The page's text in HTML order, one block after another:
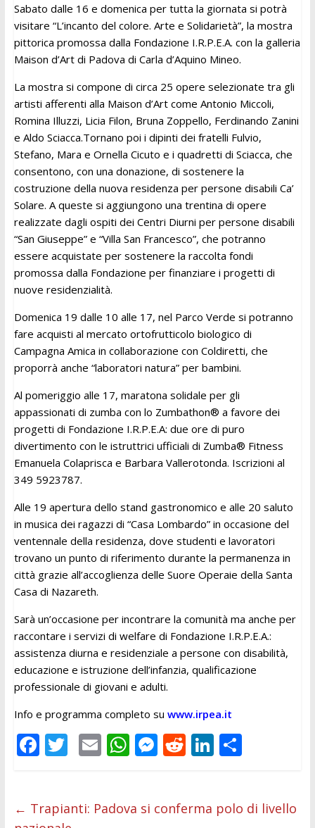
Sabato dalle 16 e domenica per tutta la giornata si potrà
visitare “L’incanto del colore. Arte e Solidarietà”, la mostra
pittorica promossa dalla Fondazione I.R.P.E.A. con la galleria
Maison d’Art di Padova di Carla d’Aquino Mineo.
La mostra si compone di circa 25 opere selezionate tra gli
artisti afferenti alla Maison d’Art come Antonio Miccoli,
Romina Illuzzi, Licia Filon, Bruna Zoppello, Ferdinando Zanini
e Aldo Sciacca.Tornano poi i dipinti dei fratelli Fulvio,
Stefano, Mara e Ornella Cicuto e i quadretti di Sciacca, che
consentono, con una donazione, di sostenere la
costruzione della nuova residenza per persone disabili Ca’
Solare. A queste si aggiungono una trentina di opere
realizzate dagli ospiti dei Centri Diurni per persone disabili
“San Giuseppe” e “Villa San Francesco”, che potranno
essere acquistate per sostenere la raccolta fondi
promossa dalla Fondazione per finanziare i progetti di
nuove residenzialità.
Domenica 19 dalle 10 alle 17, nel Parco Verde si potranno
fare acquisti al mercato ortofrutticolo biologico di
Campagna Amica in collaborazione con Coldiretti, che
proporrà anche “laboratori natura” per bambini.
Al pomeriggio alle 17, maratona solidale per gli
appassionati di zumba con lo Zumbathon® a favore dei
progetti di Fondazione I.R.P.E.A: due ore di puro
divertimento con le istruttrici ufficiali di Zumba® Fitness
Emanuela Colaprisca e Barbara Vallerotonda. Iscrizioni al
349 5923787.
Alle 19 apertura dello stand gastronomico e alle 20 saluto
in musica dei ragazzi di “Casa Lombardo” in occasione del
ventennale della residenza, dove studenti e lavoratori
trovano un punto di riferimento durante la permanenza in
città grazie all’accoglienza delle Suore Operaie della Santa
Casa di Nazareth.
Sarà un’occasione per incontrare la comunità ma anche per
raccontare i servizi di welfare di Fondazione I.R.P.E.A.:
assistenza diurna e residenziale a persone con disabilità,
educazione e istruzione dell’infanzia, qualificazione
professionale di giovani e adulti.
Info e programma completo su www.irpea.it
F
b
T
er
E
l
W
s
M
e
R
di
Li
e
C
di
← Trapianti: Padova si conferma polo di livello